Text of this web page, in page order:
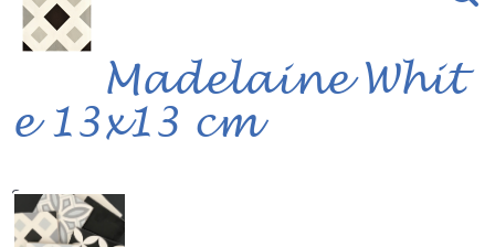
Madelaine Whit
e 13x13 cm
Serie